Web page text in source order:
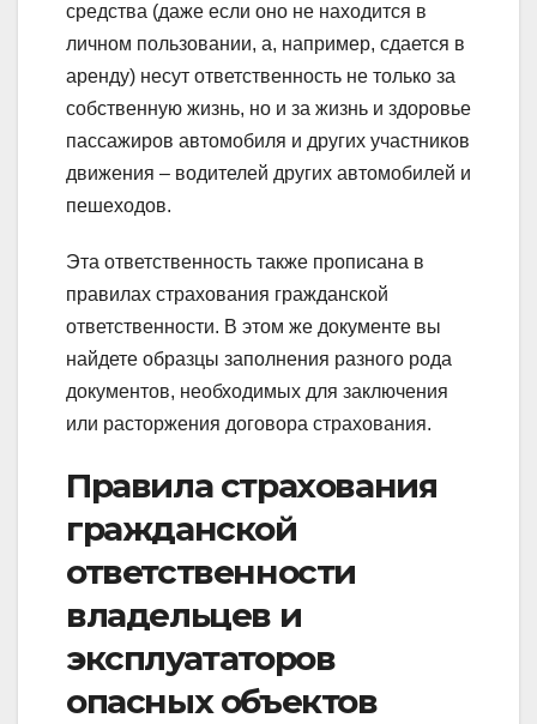
средства (даже если оно не находится в
личном пользовании, а, например, сдается в
аренду) несут ответственность не только за
собственную жизнь, но и за жизнь и здоровье
пассажиров автомобиля и других участников
движения – водителей других автомобилей и
пешеходов.
Эта ответственность также прописана в
правилах страхования гражданской
ответственности. В этом же документе вы
найдете образцы заполнения разного рода
документов, необходимых для заключения
или расторжения договора страхования.
Правила страхования
гражданской
ответственности
владельцев и
эксплуататоров
опасных объектов